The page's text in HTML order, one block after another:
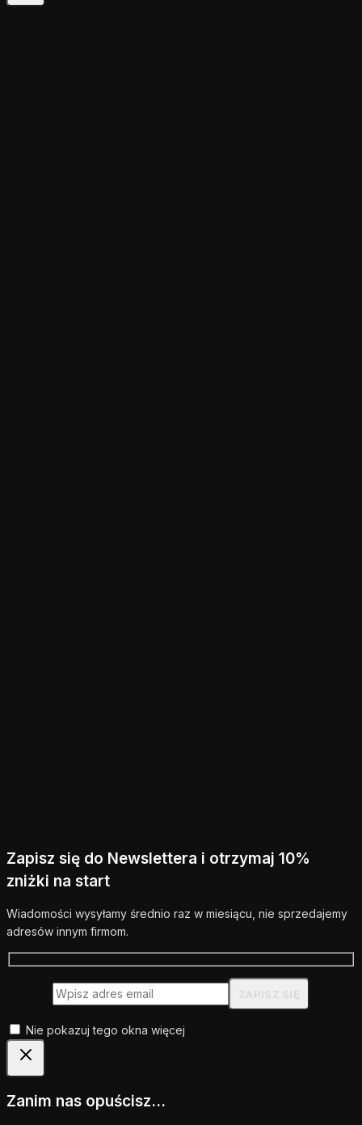
Zapisz się do Newslettera i otrzymaj 10%
zniżki na start
Wiadomości wysyłamy średnio raz w miesiącu, nie sprzedajemy
adresów innym firmom.
Nie pokazuj tego okna więcej
Zanim nas opuścisz...